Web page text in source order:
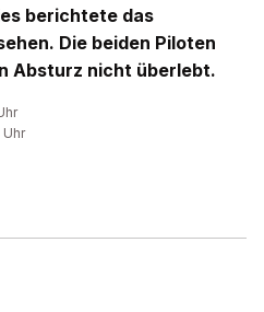
berichtete das
Die beiden Piloten
Absturz nicht überlebt.
Uhr